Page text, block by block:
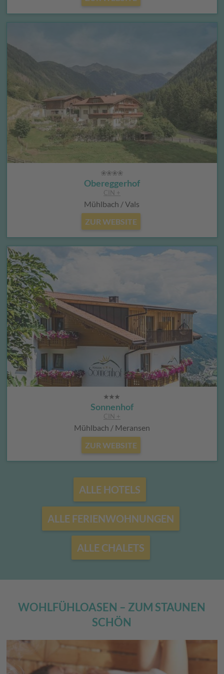
Obereggerhof
CIN +
Mühlbach / Vals
ZUR WEBSITE
Sonnenhof
CIN +
Mühlbach / Meransen
ZUR WEBSITE
ALLE HOTELS
ALLE FERIENWOHNUNGEN
ALLE CHALETS
WOHLFÜHLOASEN – ZUM STAUNEN
SCHÖN